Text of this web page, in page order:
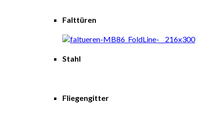
Falttüren
Stahl
Fliegengitter